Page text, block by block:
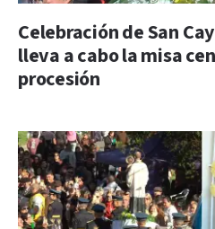
Celebración de San
lleva a cabo la misa
procesión